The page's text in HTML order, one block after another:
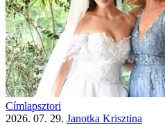
Címlapsztori
2026. 07. 29. Janotka Krisztina